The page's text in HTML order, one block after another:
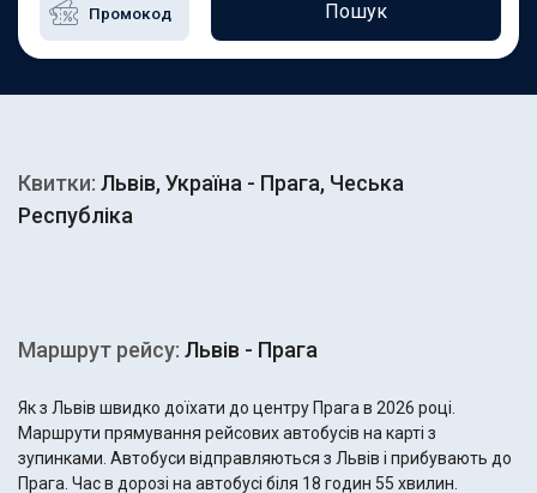
Пошук
Квитки: Львів, Україна - Прага, Чеська
Республіка
Маршрут рейсу: Львів - Прага
Як з Львів швидко доїхати до центру Прага в 2026 році.
Маршрути прямування рейсових автобусів на карті з
зупинками. Автобуси відправляються з Львів і прибувають до
Прага. Час в дорозі на автобусі біля 18 годин 55 хвилин.